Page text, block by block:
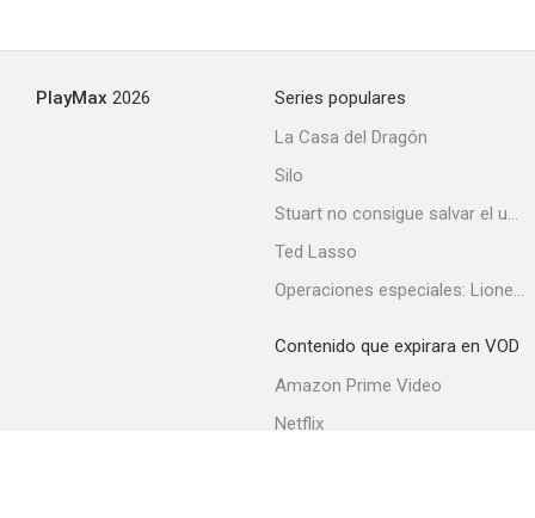
PlayMax 2026
Series populares
La Casa del Dragón
Silo
Stuart no consigue salvar el universo
Ted Lasso
Operaciones especiales: Lioness
Contenido que expirara en VOD
Amazon Prime Video
Netflix